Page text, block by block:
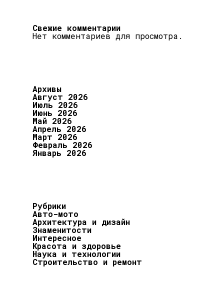
Свежие комментарии
Нет комментариев для просмотра.
Архивы
Август 2026
Июль 2026
Июнь 2026
Май 2026
Апрель 2026
Март 2026
Февраль 2026
Январь 2026
Рубрики
Авто-мото
Архитектура и дизайн
Знаменитости
Интересное
Красота и здоровье
Наука и технологии
Строительство и ремонт